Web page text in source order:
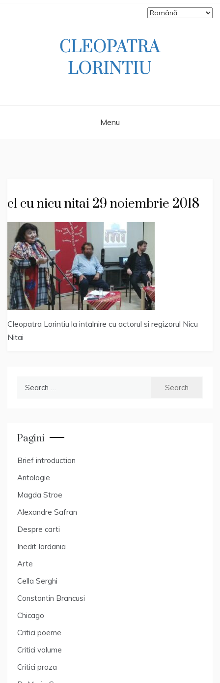
Menu
cl cu nicu nitai 29 noiembrie 2018
Cleopatra Lorintiu la intalnire cu actorul si regizorul Nicu
Nitai
Pagini
Brief introduction
Antologie
Magda Stroe
Alexandre Safran
Despre carti
Inedit Iordania
Arte
Cella Serghi
Constantin Brancusi
Chicago
Critici poeme
Critici volume
Critici proza